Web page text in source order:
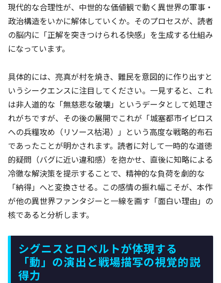
現代的な合理性が、中世的な価値観で動く異世界の軍事・
政治構造をいかに解体していくか。そのプロセスが、読者
の脳内に「正解を突きつけられる快感」を生成する仕組み
になっています。
具体的には、亮真が村を焼き、難民を意図的に作り出すと
いうシークエンスに注目してください。一見すると、これ
は非人道的な「無慈悲な破壊」というデータとして処理さ
れがちですが、その後の展開でこれが「城塞都市イピロス
への兵糧攻め（リソース枯渇）」という高度な戦略的布石
であったことが明かされます。読者に対して一時的な道徳
的疑問（バグに近い違和感）を抱かせ、直後に知略による
冷徹な解決策を提示することで、精神的な負荷を劇的な
「納得」へと変換させる。この感情の振れ幅こそが、本作
が他の異世界ファンタジーと一線を画す「面白い理由」の
核であると分析します。
シグニスとロベルトが体現する
「動」の演出と戦場描写の視覚的説
得力